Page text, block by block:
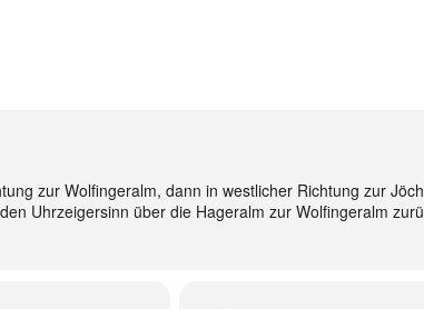
zur Wolfingeralm, dann in westlicher Richtung zur
Uhrzeigersinn über die Hageralm zur Wolfingeralm